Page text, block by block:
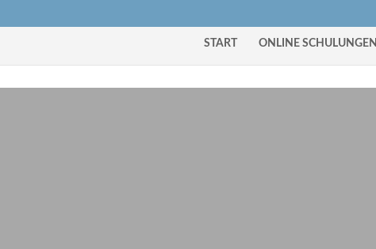
START ONLINE SCHULUNGEN